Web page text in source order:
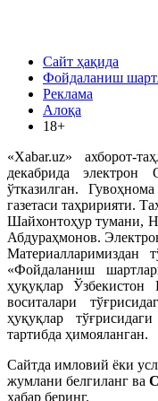
Сайт ҳақида
Фойдаланиш
Реклама
Алоқа
18+
«Xabar.uz» ахборот-
декабрида
ўтказилган.
газетаси таҳририяти.
Шайхонтоҳур тумани,
Абдураҳмонов.
Материалларимиздан
«Фойдаланиш
ҳуқуқлар Ўзбекистон
воситалари
ҳуқуқлар
тартибда ҳимояланган.
Сайтда имловий ёки
жумлани белгиланг ва
хабар беринг.